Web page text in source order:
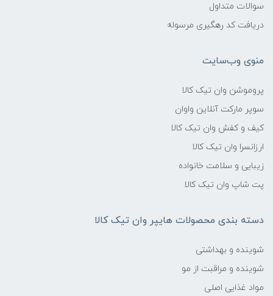
سوالات متداول
دریافت کد رهگیری مرسوله
منوی وب‌سایت
پروموشن وان تیک کالا
سوپر مارکت آنلاین واوان
کیف و کفش وان تیک کالا
ارزانسرا وان تیک کالا
زیبایی و سلامت خانواده
پت شاپ وان تیک کالا
دسته بندی محصولات هایپر وان تیک کالا
شوینده و بهداشتی
شوینده و مراقبت از مو
مواد غذایی اصلی